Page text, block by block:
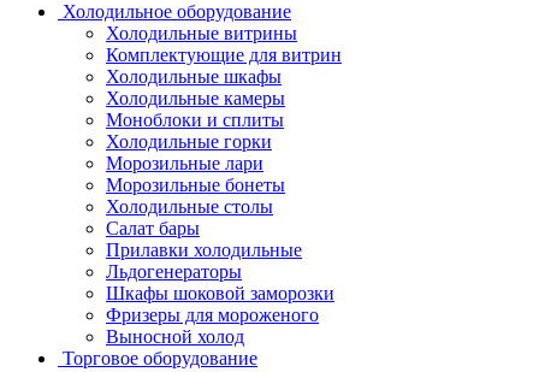
Холодильное оборудование
Холодильные витрины
Комплектующие для витрин
Холодильные шкафы
Холодильные камеры
Моноблоки и сплиты
Холодильные горки
Морозильные лари
Морозильные бонеты
Холодильные столы
Салат бары
Прилавки холодильные
Льдогенераторы
Шкафы шоковой заморозки
Фризеры для мороженого
Выносной холод
Торговое оборудование